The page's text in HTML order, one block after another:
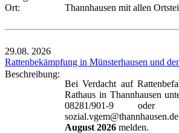
Ort:
Thannhausen mit allen
29.08. 2026
Rattenbekämpfung in Münsterhausen und
Beschreibung:
Bei Verdacht auf
Rathaus in Thannhausen
08281/901-9
August 2026 melden.